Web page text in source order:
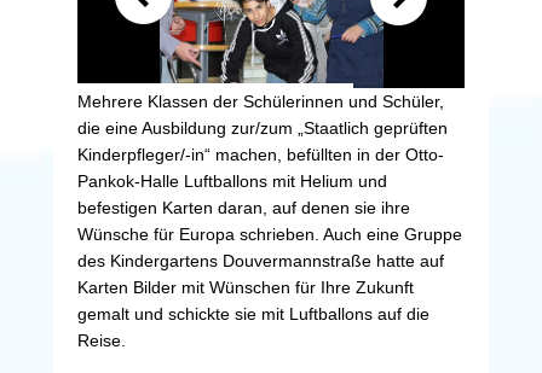
Mehrere Klassen der Schülerinnen und Schüler,
die eine Ausbildung zur/zum „Staatlich geprüften
Kinderpfleger/-in“ machen, befüllten in der Otto-
Pankok-Halle Luftballons mit Helium und
befestigen Karten daran, auf denen sie ihre
Wünsche für Europa schrieben. Auch eine Gruppe
des Kindergartens Douvermannstraße hatte auf
Karten Bilder mit Wünschen für Ihre Zukunft
gemalt und schickte sie mit Luftballons auf die
Reise.